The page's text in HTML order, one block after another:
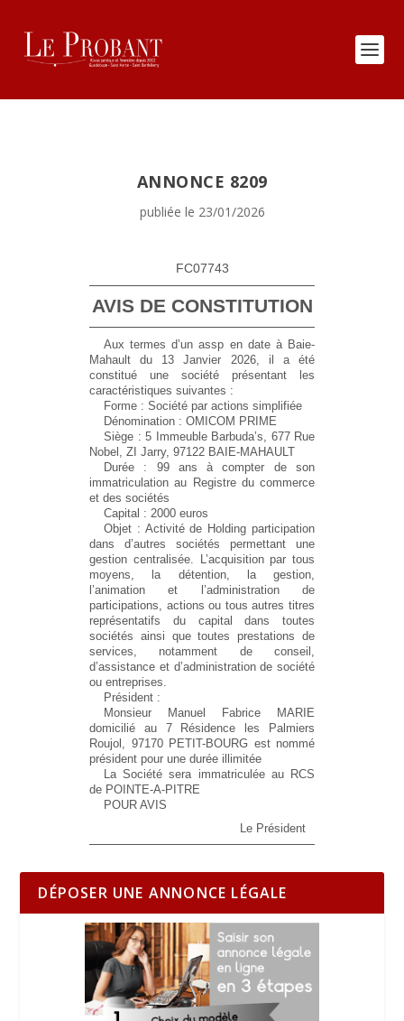
ANNONCE 8209
publiée le 23/01/2026
FC07743
AVIS DE CONSTITUTION
Aux termes d’un assp en date à Baie-
Mahault du 13 Janvier 2026, il a été
constitué une société présentant les
caractéristiques suivantes :
Forme : Société par actions simplifiée
Dénomination : OMICOM PRIME
Siège : 5 Immeuble Barbuda’s, 677 Rue
Nobel, ZI Jarry, 97122 BAIE-MAHAULT
Durée : 99 ans à compter de son
immatriculation au Registre du commerce
et des sociétés
Capital : 2000 euros
Objet : Activité de Holding participation
dans d’autres sociétés permettant une
gestion centralisée. L’acquisition par tous
moyens, la détention, la gestion,
l’animation et l’administration de
participations, actions ou tous autres titres
représentatifs du capital dans toutes
sociétés ainsi que toutes prestations de
services, notamment de conseil,
d’assistance et d’administration de société
ou entreprises.
Président :
Monsieur Manuel Fabrice MARIE
domicilié au 7 Résidence les Palmiers
Roujol, 97170 PETIT-BOURG est nommé
président pour une durée illimitée
La Société sera immatriculée au RCS
de POINTE-A-PITRE
POUR AVIS
Le Président
DÉPOSER UNE ANNONCE LÉGALE